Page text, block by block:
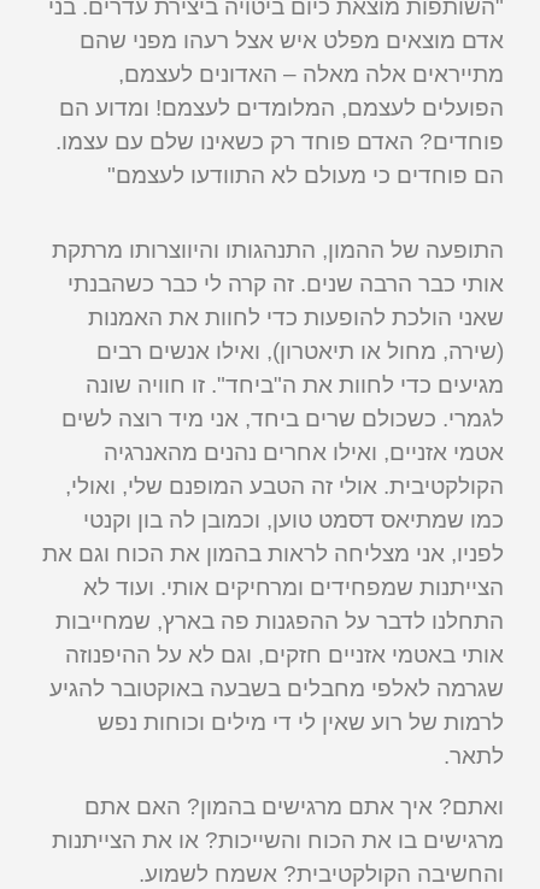
"השותפות מוצאת כיום ביטויה ביצירת עדרים. בני
אדם מוצאים מפלט איש אצל רעהו מפני שהם
מתייראים אלה מאלה – האדונים לעצמם,
הפועלים לעצמם, המלומדים לעצמם! ומדוע הם
פוחדים? האדם פוחד רק כשאינו שלם עם עצמו.
הם פוחדים כי מעולם לא התוודעו לעצמם"
התופעה של ההמון, התנהגותו והיווצרותו מרתקת
אותי כבר הרבה שנים. זה קרה לי כבר כשהבנתי
שאני הולכת להופעות כדי לחוות את האמנות
(שירה, מחול או תיאטרון), ואילו אנשים רבים
מגיעים כדי לחוות את ה"ביחד". זו חוויה שונה
לגמרי. כשכולם שרים ביחד, אני מיד רוצה לשים
אטמי אזניים, ואילו אחרים נהנים מהאנרגיה
הקולקטיבית. אולי זה הטבע המופנם שלי, ואולי,
כמו שמתיאס דסמט טוען, וכמובן לה בון וקנטי
לפניו, אני מצליחה לראות בהמון את הכוח וגם את
הצייתנות שמפחידים ומרחיקים אותי. ועוד לא
התחלנו לדבר על ההפגנות פה בארץ, שמחייבות
אותי באטמי אזניים חזקים, וגם לא על ההיפנוזה
שגרמה לאלפי מחבלים בשבעה באוקטובר להגיע
לרמות של רוע שאין לי די מילים וכוחות נפש
לתאר.
ואתם? איך אתם מרגישים בהמון? האם אתם
מרגישים בו את הכוח והשייכות? או את הצייתנות
והחשיבה הקולקטיבית? אשמח לשמוע.